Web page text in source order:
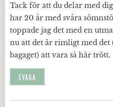
Tack för att du delar med
har 20 år med svåra
toppade jag det med en
nu att det är rimligt med det
bagaget) att vara så här trött.
SVARA